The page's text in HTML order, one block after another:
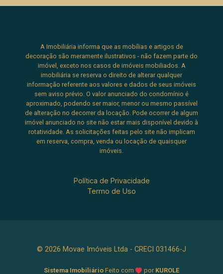
A Imobiliária informa que as mobílias e artigos de
decoração são meramente ilustrativos - não fazem parte do
imóvel, exceto nos casos de imóveis mobiliados. A
imobiliária se reserva o direito de alterar qualquer
informação referente aos valores e dados de seus imóveis
sem aviso prévio. O valor anunciado do condomínio é
aproximado, podendo ser maior, menor ou mesmo passível
de alteração no decorrer da locação. Pode ocorrer de algum
imóvel anunciado no site não estar mais disponível devido à
rotatividade. As solicitações feitas pelo site não implicam
em reserva, compra, venda ou locação de quaisquer
imóveis.
Política de Privacidade
Termo de Uso
© 2026 Movae Imóveis Ltda - CRECI 031466-J
Sistema Imobiliário Feito com por KUROLE